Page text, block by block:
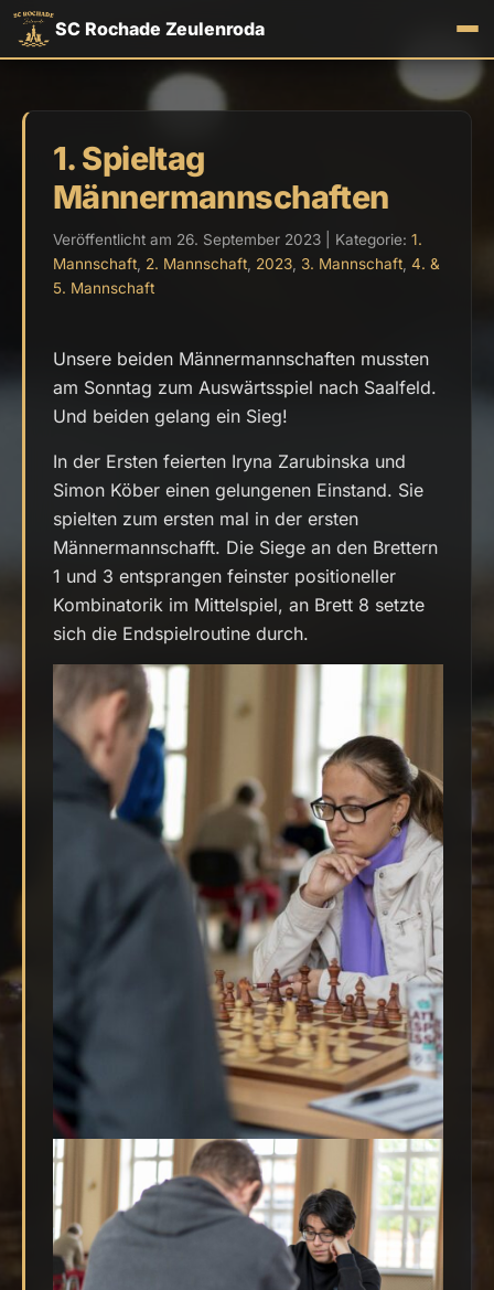
SC Rochade Zeulenroda
1. Spieltag
Männermannschaften
Veröffentlicht am 26. September 2023 | Kategorie: 1.
Mannschaft 2. Mannschaft 2023 3. Mannschaft 4. &
5. Mannschaft
Unsere beiden Männermannschaften mussten
am Sonntag zum Auswärtsspiel nach Saalfeld.
Und beiden gelang ein Sieg!
In der Ersten feierten Iryna Zarubinska und
Simon Köber einen gelungenen Einstand. Sie
spielten zum ersten mal in der ersten
Männermannschafft. Die Siege an den Brettern
1 und 3 entsprangen feinster positioneller
Kombinatorik im Mittelspiel, an Brett 8 setzte
sich die Endspielroutine durch.